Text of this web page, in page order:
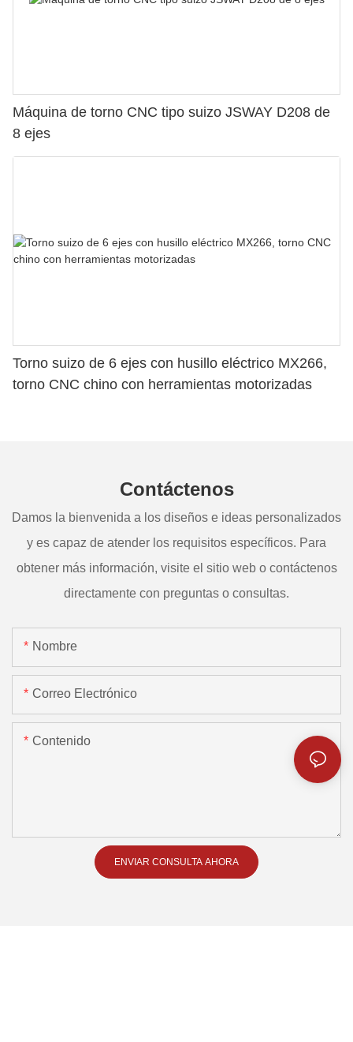
Máquina de torno CNC tipo suizo JSWAY D208 de
8 ejes
Torno suizo de 6 ejes con husillo eléctrico MX266,
torno CNC chino con herramientas motorizadas
Contáctenos
Damos la bienvenida a los diseños e ideas personalizados
y es capaz de atender los requisitos específicos. Para
obtener más información, visite el sitio web o contáctenos
directamente con preguntas o consultas.
Nombre
Correo Electrónico
Contenido
ENVIAR CONSULTA AHORA